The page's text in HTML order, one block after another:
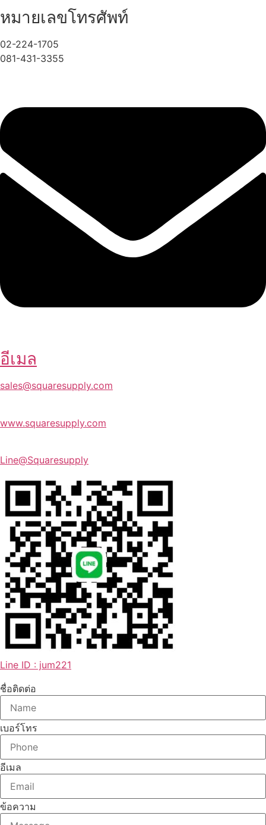
หมายเลขโทรศัพท์
02-224-1705
081-431-3355
อีเมล
sales@squaresupply.com
www.squaresupply.com
Line@Squaresupply
Line ID : jum221
ชื่อติดต่อ
เบอร์โทร
อีเมล
ข้อความ